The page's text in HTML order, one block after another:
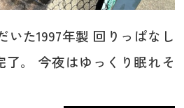
いた1997年製 回りっぱなし
了。 今夜はゆっくり眠れそ